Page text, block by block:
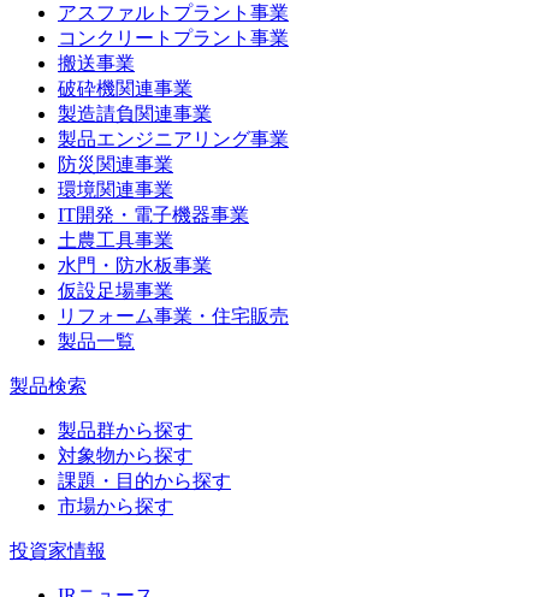
アスファルトプラント事業
コンクリートプラント事業
搬送事業
破砕機関連事業
製造請負関連事業
製品エンジニアリング事業
防災関連事業
環境関連事業
IT開発・電子機器事業
土農工具事業
水門・防水板事業
仮設足場事業
リフォーム事業・住宅販売
製品一覧
製品検索
製品群から探す
対象物から探す
課題・目的から探す
市場から探す
投資家情報